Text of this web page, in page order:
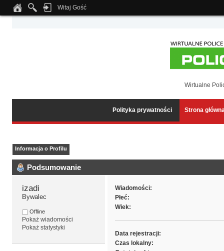
Notice: Undefined index: tapatalk_body_hook in
Witaj Gość
Wirtualne
Polityka prywatności Strona
Informacja o Profilu
Podsumowanie
izadi
Bywalec
Offline
Pokaż wiadomości
Pokaż statystyki
Wiadomości:
Płeć:
Wiek:
Data rejestracji:
Czas lokalny: